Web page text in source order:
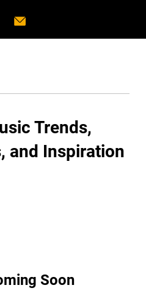
Trends,
and Inspiration
Soon